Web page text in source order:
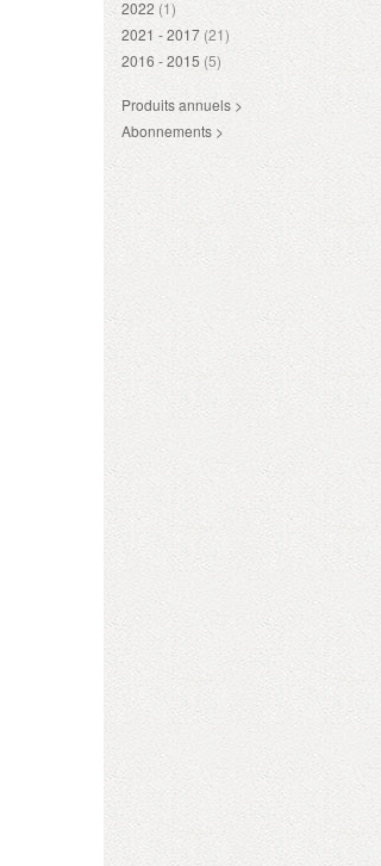
2022 (1)
2021 - 2017 (21)
2016 - 2015 (5)
Produits annuels >
Abonnements >